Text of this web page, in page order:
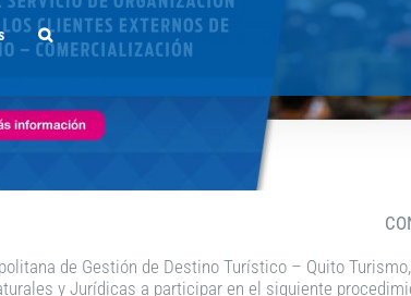
de Gestión de Destino Turístico – Quito
yJurídicas a participar en el siguiente